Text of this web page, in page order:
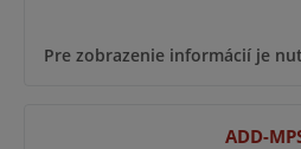
Pre zobrazenie informácií je
ADD-